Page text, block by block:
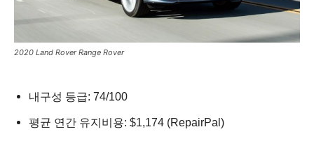
2020 Land Rover Range Rover
내구성 등급: 74/100
평균 연간 유지비용: $1,174 (RepairPal)